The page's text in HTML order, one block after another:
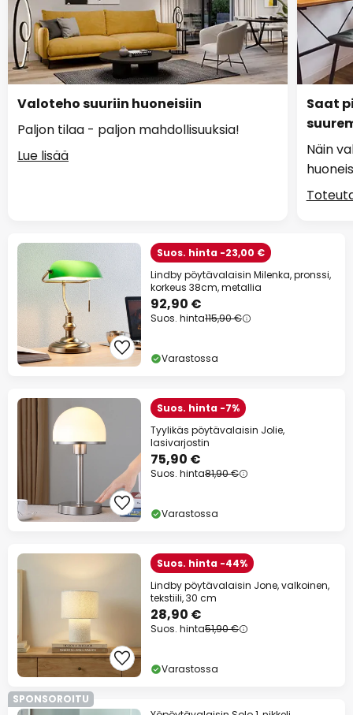
Valoteho suuriin huoneisiin
Paljon tilaa - paljon mahdollisuuksia!
Lue lisää
Saat
Näin
Suos. hinta -23,00 €
Lindby pöytävalaisin Milenka, pronssi,
korkeus 38cm, metallia
92,90 €
Suos. hinta115,90 €
Varastossa
Suos. hinta -7%
Tyylikäs pöytävalaisin Jolie,
lasivarjostin
75,90 €
Suos. hinta81,90 €
Varastossa
Suos. hinta -44%
Lindby pöytävalaisin Jone, valkoinen,
tekstiili, 30 cm
28,90 €
Suos. hinta51,90 €
Varastossa
SPONSOROITU